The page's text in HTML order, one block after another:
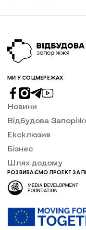
військової
житло мають
території можливих
Запорізький […]
МИ У СОЦМЕРЕЖАХ
Новини
Відбудова
Ексклюзив
Бізнес
Шлях додому
РОЗВИВАЄМО ПРОЕКТ ЗА